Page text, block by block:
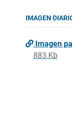
IMAGEN
Imagen
883 Kb